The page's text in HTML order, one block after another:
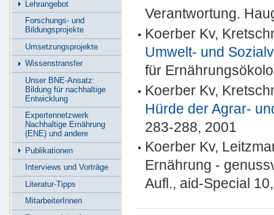
Verantwortung.
Koerber Kv,
Umwelt- und
für
Koerber Kv,
Hürde der Agrar-
283-288, 2001
Koerber Kv,
Ernährung -
Aufl., aid-Special
Lehrangebot
Forschungs- und
Bildungsprojekte
Umsetzungsprojekte
Wissenstransfer
Unser BNE-Ansatz:
Bildung für nachhaltige
Entwicklung
Expertennetzwerk
Nachhaltige Ernährung
(ENE) und andere
Publikationen
Interviews und Vorträge
Literatur-Tipps
MitarbeiterInnen